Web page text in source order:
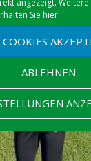
Sie hier:
COOKIES
ABLEHNEN